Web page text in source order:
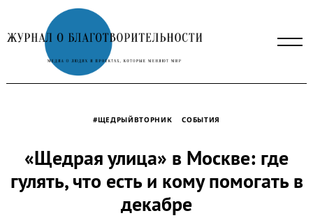
to
content
#ЩЕДРЫЙВТОРНИК СОБЫТИЯ
«Щедрая улица» в Москве: где
гулять, что есть и кому помогать в
декабре